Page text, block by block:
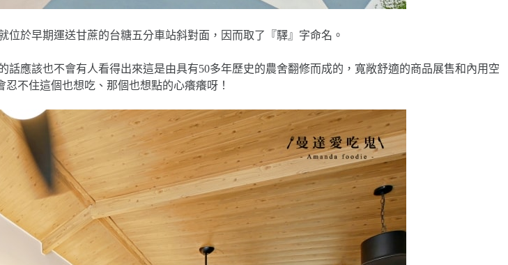
於早期運送甘蔗的台糖五分車站斜對面，因而取了『驛』字命名。
話應該也不會有人看得出來這是由具有50多年歷史的農舍翻修而成的，寬敞舒適的商品展售和內用空
不住這個也想吃、那個也想點的心癢癢呀！